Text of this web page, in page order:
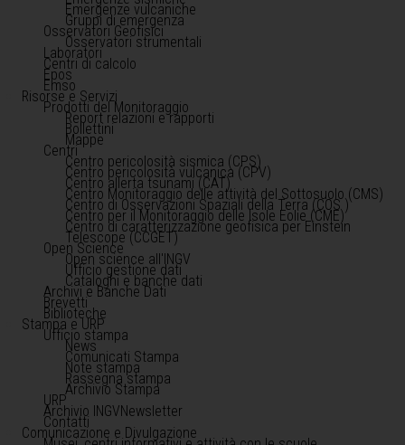
Emergenze vulcaniche
Gruppi di emergenza
Osservatori Geofisici
Osservatori strumentali
Laboratori
Centri di calcolo
Epos
Emso
Risorse e Servizi
Prodotti del Monitoraggio
Report relazioni e rapporti
Bollettini
Mappe
Centri
Centro pericolosità sismica (CPS)
Centro pericolosità vulcanica (CPV)
Centro allerta tsunami (CAT)
Centro Monitoraggio delle attività del Sottosuolo (CMS)
Centro di Osservazioni Spaziali della Terra (COS )
Centro per il Monitoraggio delle Isole Eolie (CME)
Centro di caratterizzazione geofisica per Einstein
Telescope (CCGET)
Open Science
Open science all'INGV
Ufficio gestione dati
Cataloghi e banche dati
Archivi e Banche Dati
Brevetti
Biblioteche
Stampa e URP
Ufficio stampa
News
Comunicati Stampa
Note stampa
Rassegna stampa
Archivio Stampa
URP
Archivio INGVNewsletter
Contatti
Comunicazione e Divulgazione